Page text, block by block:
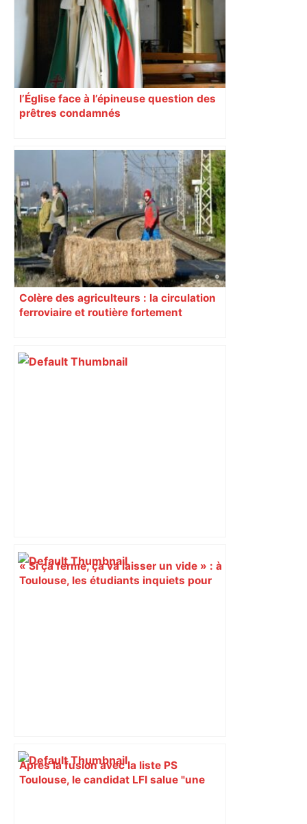
déviations – Actu.fr
l’Église face à l’épineuse question des
prêtres condamnés
Colère des agriculteurs : la circulation
ferroviaire et routière fortement
« Si ça ferme, ça va laisser un vide » : à
Toulouse, les étudiants inquiets pour
Après la fusion avec la liste PS
Toulouse, le candidat LFI salue "une